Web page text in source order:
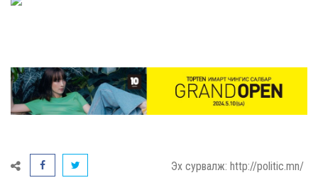
Эх сурвалж: http://politic.mn/